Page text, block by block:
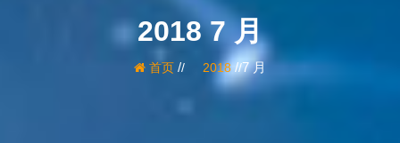
2018 7 月
首页 / 2018 /7 月